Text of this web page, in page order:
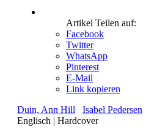
Artikel Teilen auf:
Facebook
Twitter
WhatsApp
Pinterest
E-Mail
Link kopieren
Duin, Ann Hill
Isabel Pedersen
Englisch | Hardcover